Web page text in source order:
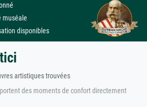
muséale
disponibles
artistiques trouvées
des moments de confort directement